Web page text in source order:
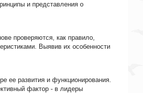
и представления о
проверяются, как правило,
Выявив их особенности
ее развития и функционирования.
фактор - в лидеры